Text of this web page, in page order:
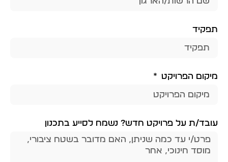
תפקיד
מיקום הפרויקט
עובד/ת על פרויקט חדש? נשמח לסייע בתכנון